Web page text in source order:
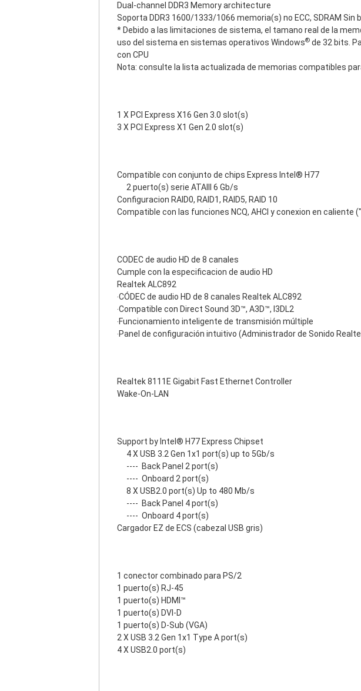
Dual-channel DDR3 Memory architecture
Soporta DDR3 1600/1333/1066 memoria(s) no ECC, SDRAM Sin
* Debido a las limitaciones de sistema, el tamano real de la
uso del sistema en sistemas operativos Windows® de 32 bits.
con CPU
Nota: consulte la lista actualizada de memorias compatibles
1 X PCI Express X16 Gen 3.0 slot(s)
3 X PCI Express X1 Gen 2.0 slot(s)
Compatible con conjunto de chips Express Intel® H77
2 puerto(s) serie ATAIII 6 Gb/s
Configuracion RAID0, RAID1, RAID5, RAID 10
Compatible con las funciones NCQ, AHCI y conexion en caliente
CODEC de audio HD de 8 canales
Cumple con la especificacion de audio HD
Realtek ALC892
‧CÓDEC de audio HD de 8 canales Realtek ALC892
‧Compatible con Direct Sound 3D™, A3D™, I3DL2
‧Funcionamiento inteligente de transmisión múltiple
‧Panel de configuración intuitivo (Administrador de Sonido
Realtek 8111E Gigabit Fast Ethernet Controller
Wake-On-LAN
Support by Intel® H77 Express Chipset
4 X USB 3.2 Gen 1x1 port(s) up to 5Gb/s
---- Back Panel 2 port(s)
---- Onboard 2 port(s)
8 X USB2.0 port(s) Up to 480 Mb/s
---- Back Panel 4 port(s)
---- Onboard 4 port(s)
Cargador EZ de ECS (cabezal USB gris)
1 conector combinado para PS/2
1 puerto(s) RJ-45
1 puerto(s) HDMI™
1 puerto(s) DVI-D
1 puerto(s) D-Sub (VGA)
2 X USB 3.2 Gen 1x1 Type A port(s)
4 X USB2.0 port(s)